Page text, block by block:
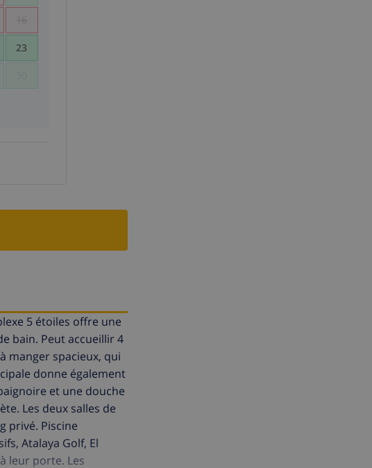
16
23
5 étoiles offre une
bain. Peut accueillir 4
manger spacieux, qui
donne également
et une douche
Les deux salles de
privé. Piscine
Atalaya Golf, El
leur porte. Les